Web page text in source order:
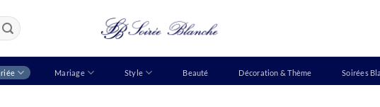
Mariage Style Beauté Décoration & Thème Soirées